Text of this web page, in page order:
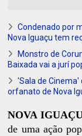
Condenado por
Nova Iguaçu tem
Monstro de
Baixada vai a jurí
'Sala de Cinema'
orfanato de Nova
NOVA
de uma ação